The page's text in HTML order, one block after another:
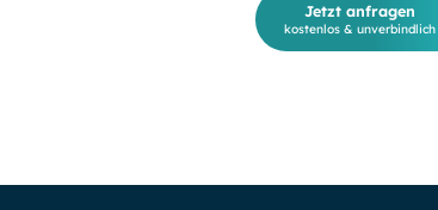
Jetzt anfragen
kostenlos & unverbindlich